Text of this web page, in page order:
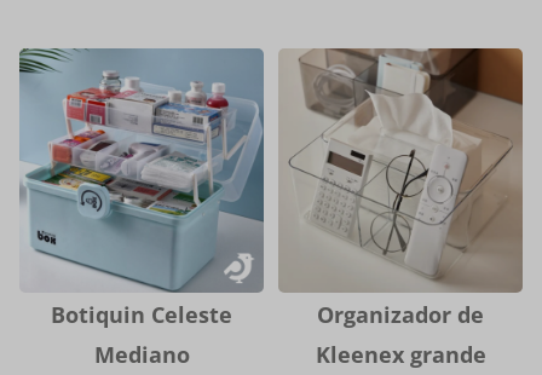
Botiquin Celeste
Mediano
Organizador de
Kleenex grande